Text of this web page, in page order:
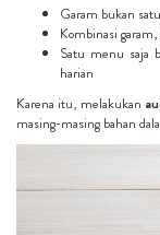
Garam bukan
Kombinasi
Satu menu saja
harian
Karena itu, melakukan
masing-masing bahan